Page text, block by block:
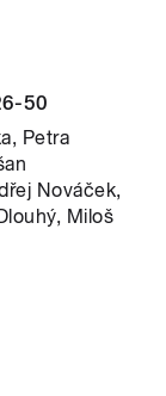
50
Petra
Nováček,
Miloš